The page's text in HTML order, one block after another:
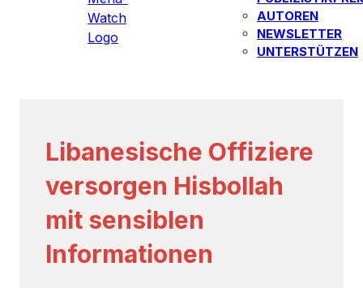
AUTOREN​
NEWSLETTER
UNTERSTÜTZEN
Libanesische Offiziere
versorgen Hisbollah
mit sensiblen
Informationen